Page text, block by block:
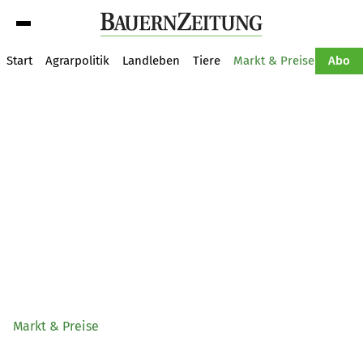
Start Agrarpolitik Landleben Tiere Markt & Preise Abo
Markt & Preise